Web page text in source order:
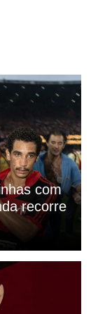
com
recorre